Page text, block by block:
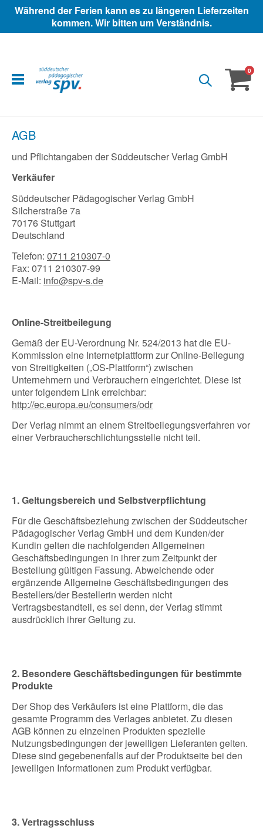
Während der Ferien kann es zu längeren Lieferzeiten
kommen. Wir bitten um Verständnis.
0
AGB
und Pflichtangaben der Süddeutscher Verlag GmbH
Verkäufer
Süddeutscher Pädagogischer Verlag GmbH
Silcherstraße 7a
70176 Stuttgart
Deutschland
Telefon: 0711 210307-0
Fax: 0711 210307-99
E-Mail: info@spv-s.de
Online-Streitbeilegung
Gemäß der EU-Verordnung Nr. 524/2013 hat die EU-
Kommission eine Internetplattform zur Online-Beilegung
von Streitigkeiten („OS-Plattform“) zwischen
Unternehmern und Verbrauchern eingerichtet. Diese ist
unter folgendem Link erreichbar:
http://ec.europa.eu/consumers/odr
Der Verlag nimmt an einem Streitbeilegungsverfahren vor
einer Verbraucherschlichtungsstelle nicht teil.
1. Geltungsbereich und Selbstverpflichtung
Für die Geschäftsbeziehung zwischen der Süddeutscher
Pädagogischer Verlag GmbH und dem Kunden/der
Kundin gelten die nachfolgenden Allgemeinen
Geschäftsbedingungen in ihrer zum Zeitpunkt der
Bestellung gültigen Fassung. Abweichende oder
ergänzende Allgemeine Geschäftsbedingungen des
Bestellers/der Bestellerin werden nicht
Vertragsbestandteil, es sei denn, der Verlag stimmt
ausdrücklich ihrer Geltung zu.
2. Besondere Geschäftsbedingungen für bestimmte
Produkte
Der Shop des Verkäufers ist eine Plattform, die das
gesamte Programm des Verlages anbietet. Zu diesen
AGB können zu einzelnen Produkten spezielle
Nutzungsbedingungen der jeweiligen Lieferanten gelten.
Diese sind gegebenenfalls auf der Produktseite bei den
jeweiligen Informationen zum Produkt verfügbar.
3. Vertragsschluss